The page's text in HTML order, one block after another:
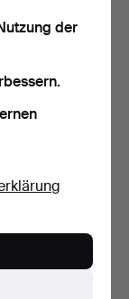
20.
der